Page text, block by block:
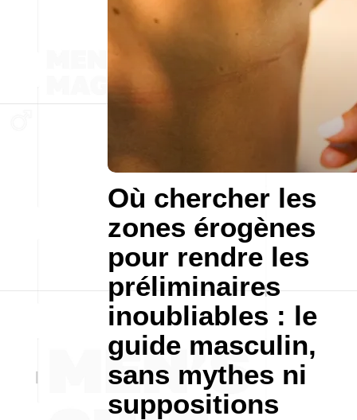
Où chercher les
zones érogènes
pour rendre les
préliminaires
inoubliables : le
guide masculin,
sans mythes ni
suppositions